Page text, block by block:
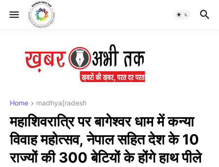
Home madhya[radesh
महाशिवरात्रि पर बागेश्वर धाम में कन्या
विवाह महोत्सव, नेपाल सहित देश के 10
राज्यों की 300 बेटियों के होंगे हाथ पीले